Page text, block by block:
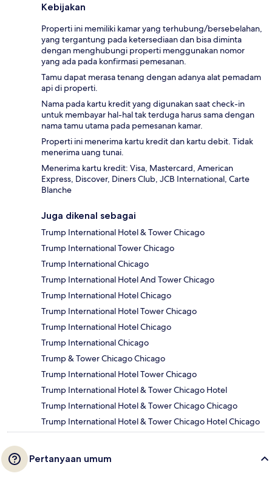
Kebijakan
Properti ini memiliki kamar yang terhubung/bersebelahan,
yang tergantung pada ketersediaan dan bisa diminta
dengan menghubungi properti menggunakan nomor
yang ada pada konfirmasi pemesanan.
Tamu dapat merasa tenang dengan adanya alat pemadam
api di properti.
Nama pada kartu kredit yang digunakan saat check-in
untuk membayar hal-hal tak terduga harus sama dengan
nama tamu utama pada pemesanan kamar.
Properti ini menerima kartu kredit dan kartu debit. Tidak
menerima uang tunai.
Menerima kartu kredit: Visa, Mastercard, American
Express, Discover, Diners Club, JCB International, Carte
Blanche
Juga dikenal sebagai
Trump International Hotel & Tower Chicago
Trump International Tower Chicago
Trump International Chicago
Trump International Hotel And Tower Chicago
Trump International Hotel Chicago
Trump International Hotel Tower Chicago
Trump International Hotel Chicago
Trump International Chicago
Trump & Tower Chicago Chicago
Trump International Hotel Tower Chicago
Trump International Hotel & Tower Chicago Hotel
Trump International Hotel & Tower Chicago Chicago
Trump International Hotel & Tower Chicago Hotel Chicago
Pertanyaan umum